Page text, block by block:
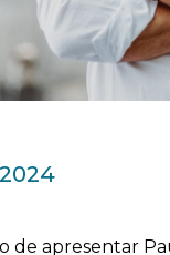
de apresentar